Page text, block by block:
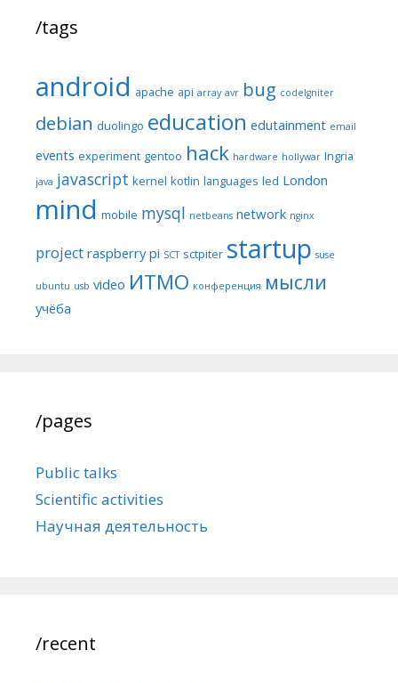
/tags
android apache api array avr bug codeIgniter
debian duolingo education edutainment email
events experiment gentoo hack hardware hollywar Ingria
java javascript kernel kotlin languages led London
mind mobile mysql netbeans network nginx
project raspberry pi SCT sctpiter startup suse
ubuntu usb video ИТМО конференция мысли
учёба
/pages
Public talks
Scientific activities
Научная деятельность
/recent